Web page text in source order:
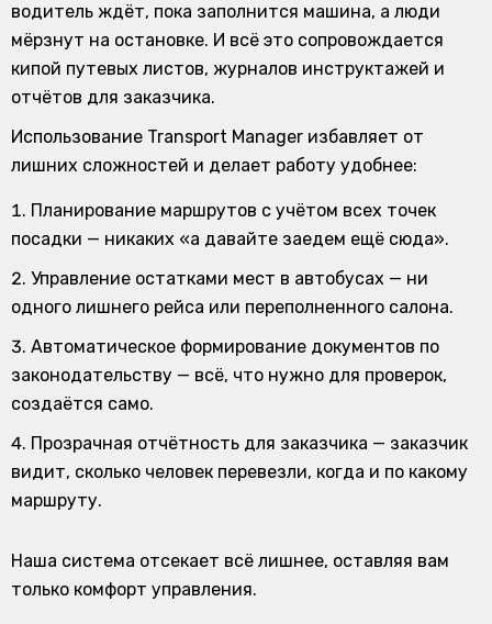
водитель ждёт, пока заполнится машина, а люди
мёрзнут на остановке. И всё это сопровождается
кипой путевых листов, журналов инструктажей и
отчётов для заказчика.
Использование Transport Manager избавляет от
лишних сложностей и делает работу удобнее:
Планирование маршрутов с учётом всех точек
посадки — никаких «а давайте заедем ещё сюда».
Управление остатками мест в автобусах — ни
одного лишнего рейса или переполненного салона.
Автоматическое формирование документов по
законодательству — всё, что нужно для проверок,
создаётся само.
Прозрачная отчётность для заказчика — заказчик
видит, сколько человек перевезли, когда и по какому
маршруту.
Наша система отсекает всё лишнее, оставляя вам
только комфорт управления.